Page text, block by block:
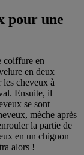
pour une
coiffure en
en deux
les cheveux à
Ensuite, il
se sont
mèche après
la partie de
en un chignon
alors !